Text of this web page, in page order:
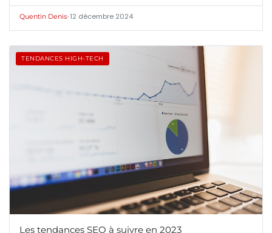
Quentin Denis•12 décembre 2024
TENDANCES HIGH-TECH
Les tendances SEO à suivre en 2023